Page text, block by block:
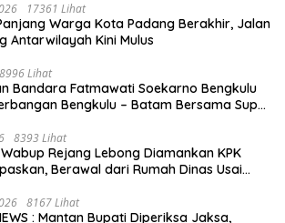
17361 Lihat
Warga Kota Padang Berakhir, Jalan
Antarwilayah Kini Mulus
8996 Lihat
Bandara Fatmawati Soekarno Bengkulu
Bengkulu – Batam Bersama Super
8393 Lihat
Rejang Lebong Diamankan KPK
Berawal dari Rumah Dinas Usai
8167 Lihat
: Mantan Bupati Diperiksa Jaksa,